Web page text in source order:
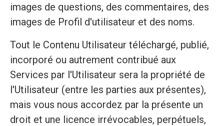
images de questions, des commentaires, des
images de Profil d'utilisateur et des noms.
Tout le Contenu Utilisateur téléchargé, publié,
incorporé ou autrement contribué aux
Services par l'Utilisateur sera la propriété de
l'Utilisateur (entre les parties aux présentes),
mais vous nous accordez par la présente un
droit et une licence irrévocables, perpétuels,